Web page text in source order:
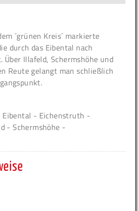
´grünen Kreis´ markierte
durch das Eibental nach
Illafeld, Schermshöhe und
Reute gelangt man schließlich
Eibental - Eichenstruth -
- Schermshöhe -